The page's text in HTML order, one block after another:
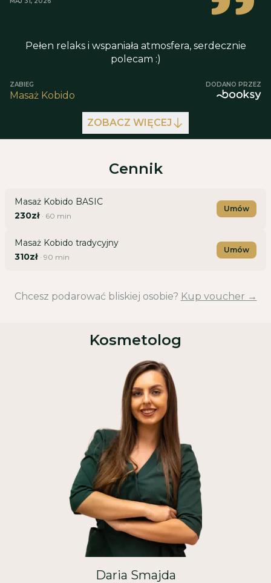
Trądzik różowaty w fazie zaostrzenia, trądzik
Zagrożona ciąża
Pełen relaks i wspaniała atmosfera, serdecznie
polecam :)
ZABIEG
Masaż Kobido
DODANO PRZEZ
ZOBACZ WIĘCEJ
Cennik
Masaż Kobido BASIC
230zł · 60 min
Umów
Masaż Kobido tradycyjny
310zł · 90 min
Umów
Chcesz podarować bliskiej osobie? Kup voucher →
Kosmetolog
Daria Smajda